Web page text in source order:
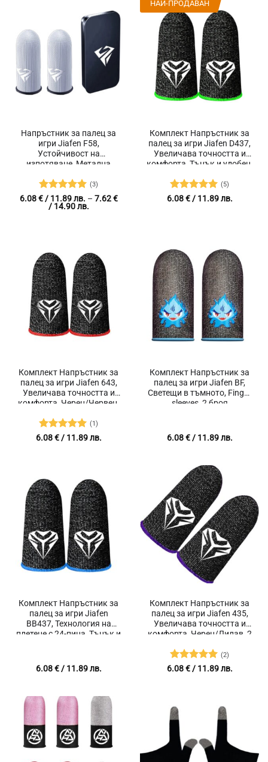
Напръстник за палец за
игри Jiafen F58,
Устойчивост на
изпотяване, Метална
Оценено с
от 5
(3)
6.08€/ 11.89 лв. – 7.62€
/ 14.90 лв.Price
7.62 €
/
14.90 лв.
Комплект Напръстник за
палец за игри Jiafen D437,
Увеличава точността и
комфорта, Тънък и удобен,
Оценено с
(5)
6.08€/ 11.89 лв.
НАЙ-ПРОДАВАН
Комплект Напръстник за
палец за игри Jiafen 643,
Увеличава точността и
комфорта, Черен/Червен,
Оценено с
(1)
6.08€/ 11.89 лв.
Комплект Напръстник за
палец за игри Jiafen BF,
Светещи в тъмното, Finger
sleeves, 2 броя
6.08€/ 11.89 лв.
Комплект Напръстник за
палец за игри Jiafen
BB437, Технология на
плетене с 24-пина, Тънък и
6.08€/ 11.89 лв.
Комплект Напръстник за
палец за игри Jiafen 435,
Увеличава точността и
комфорта, Черен/Лилав, 2
Оценено с
(2)
6.08€/ 11.89 лв.